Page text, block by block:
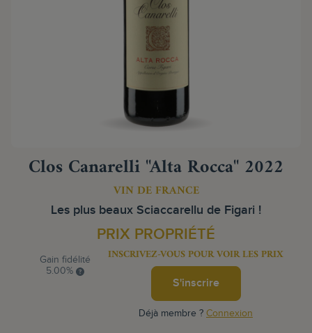
Clos Canarelli "Alta Rocca" 2022
VIN DE FRANCE
Les plus beaux Sciaccarellu de Figari !
PRIX PROPRIÉTÉ
Gain fidélité
5.00%
INSCRIVEZ-VOUS POUR VOIR LES PRIX
S'inscrire
Déjà membre ? Connexion